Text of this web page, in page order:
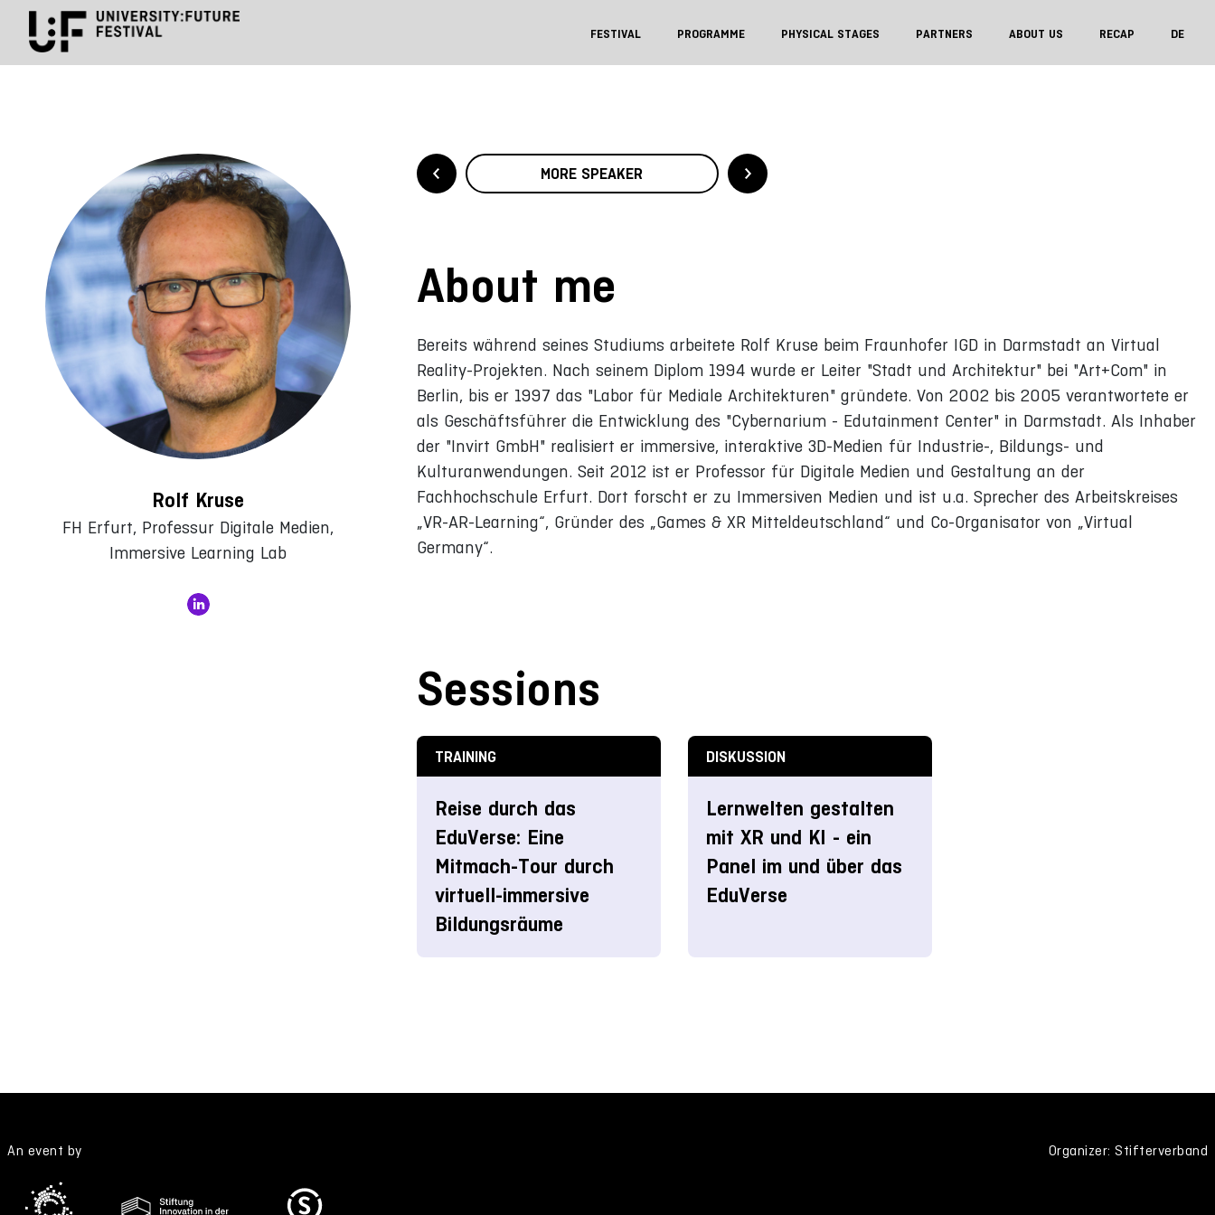
FESTIVAL PROGRAMME PHYSICAL STAGES PARTNERS ABOUT US RECAP DE
Rolf Kruse
FH Erfurt, Professur Digitale Medien,
Immersive Learning Lab
MORE SPEAKER
About me
Bereits während seines Studiums arbeitete Rolf Kruse beim Fraunhofer IGD in Darmstadt an Virtual
Reality-Projekten. Nach seinem Diplom 1994 wurde er Leiter "Stadt und Architektur" bei "Art+Com" in
Berlin, bis er 1997 das "Labor für Mediale Architekturen" gründete. Von 2002 bis 2005 verantwortete er
als Geschäftsführer die Entwicklung des "Cybernarium - Edutainment Center" in Darmstadt. Als Inhaber
der "Invirt GmbH" realisiert er immersive, interaktive 3D-Medien für Industrie-, Bildungs- und
Kulturanwendungen. Seit 2012 ist er Professor für Digitale Medien und Gestaltung an der
Fachhochschule Erfurt. Dort forscht er zu Immersiven Medien und ist u.a. Sprecher des Arbeitskreises
„VR-AR-Learning“, Gründer des „Games & XR Mitteldeutschland“ und Co-Organisator von „Virtual
Germany“.
Sessions
TRAINING
Reise durch das
EduVerse: Eine
Mitmach-Tour durch
virtuell-immersive
Bildungsräume
DISKUSSION
Lernwelten gestalten
mit XR und KI - ein
Panel im und über das
EduVerse
An event by Organizer: Stifterverband